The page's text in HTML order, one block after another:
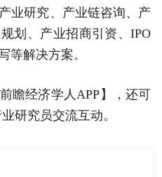
业研究、产业链咨询、产
划、产业招商引资、IPO
等解决方案。
瞻经济学人APP】，还可
研究员交流互动。